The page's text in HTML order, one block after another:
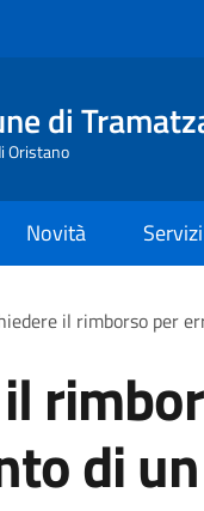
di
Oristano
Novità Servizi
pane
il rimborso per
di